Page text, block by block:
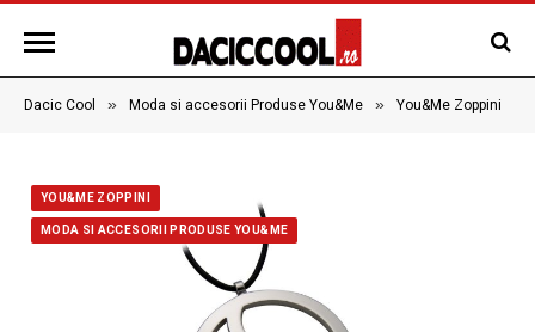
Dacic Cool » Moda si accesorii Produse You&Me » You&Me Zoppini
YOU&ME ZOPPINI
MODA SI ACCESORII PRODUSE YOU&ME